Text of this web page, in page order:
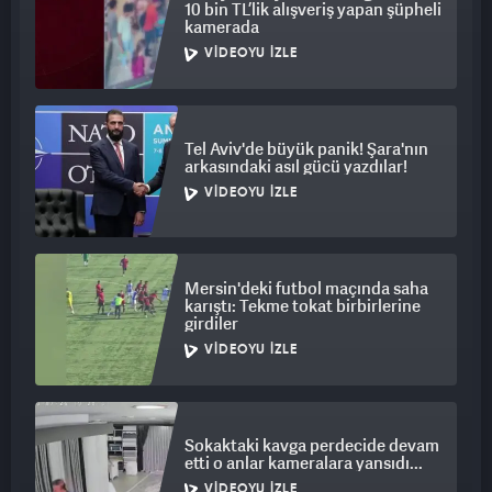
istemiş; çocuk ayrılmak isteyince de. Hastanede entübe
olmuş. Çocuk da zaten avukat kendisi. Karakolun bahçesinde
bekliyorduk, ifadeye çağırdılar. Karakolun bahçesine sordum
'Entübe olmuş" dedi.
10 bin TL’lik alışveriş yapan şüpheli
kamerada
VIDEOYU İZLE
Tel Aviv'de büyük panik! Şara'nın
arkasındaki asıl gücü yazdılar!
VIDEOYU İZLE
Mersin'deki futbol maçında saha
karıştı: Tekme tokat birbirlerine
girdiler
VIDEOYU İZLE
Sokaktaki kavga perdecide devam
etti o anlar kameralara yansıdı...